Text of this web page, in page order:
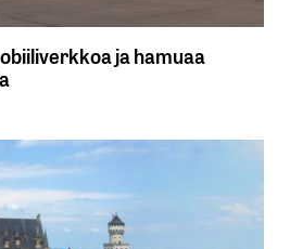
ja hamuaa